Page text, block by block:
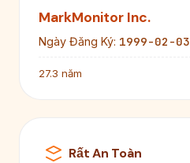
MarkMonitor Inc.
Ngày Đăng Ký: 1999-02-03
27.3 năm
Rất An Toàn